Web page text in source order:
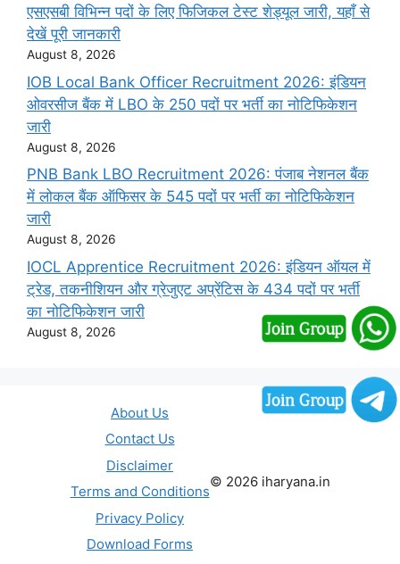
एसएसबी विभिन्न पदों के लिए फिजिकल टेस्ट शेड्यूल जारी, यहाँ से
देखें पूरी जानकारी
August 8, 2026
IOB Local Bank Officer Recruitment 2026: इंडियन
ओवरसीज बैंक में LBO के 250 पदों पर भर्ती का नोटिफिकेशन
जारी
August 8, 2026
PNB Bank LBO Recruitment 2026: पंजाब नेशनल बैंक
में लोकल बैंक ऑफिसर के 545 पदों पर भर्ती का नोटिफिकेशन
जारी
August 8, 2026
IOCL Apprentice Recruitment 2026: इंडियन ऑयल में
ट्रेड, तकनीशियन और ग्रेजुएट अप्रेंटिस के 434 पदों पर भर्ती
का नोटिफिकेशन जारी
August 8, 2026
About Us
Contact Us
Disclaimer
Terms and Conditions
Privacy Policy
Download Forms
© 2026 iharyana.in